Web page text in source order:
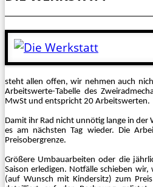
steht allen offen, wir nehmen auch
Arbeitswerte-Tabelle des
MwSt und entspricht 20 Arbeitswerten.
Damit ihr Rad nicht unnötig lange in
es am nächsten Tag wieder. Die
Preisobergrenze.
Größere Umbauarbeiten oder die
Saison erledigen. Notfälle schieben
(auf Wunsch mit Kindersitz) zum